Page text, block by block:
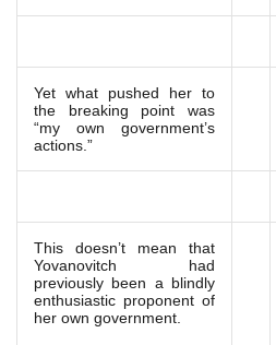
Yet what pushed her to
the breaking point was
“my own government’s
actions.”
This doesn’t mean that
Yovanovitch had
previously been a blindly
enthusiastic proponent of
her own government.